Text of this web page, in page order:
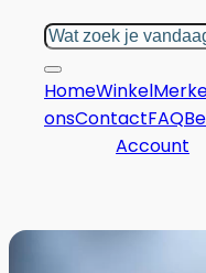
Zoeken
HomeWinkel
onsContactFAQ
Account